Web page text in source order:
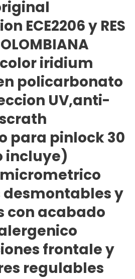
ECE2206 y RES
iridium
policarbonato
UV,anti-
para pinlock 30
incluye)
y
con acabado
frontale y
regulables